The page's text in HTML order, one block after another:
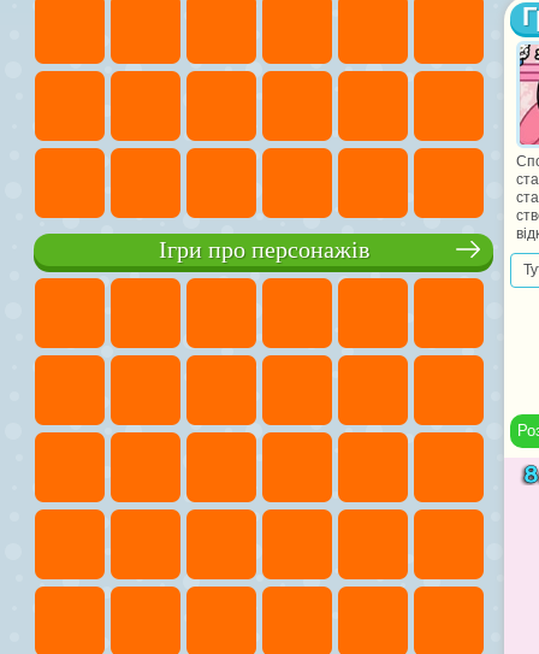
Ігри про персонажів